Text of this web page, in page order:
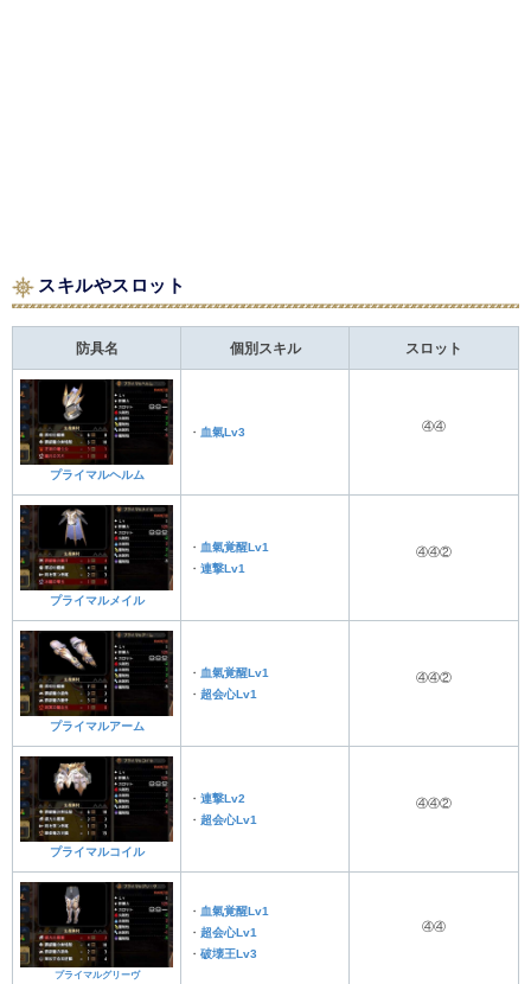
スキルやスロット
防具名 個別スキル スロット
プライマルヘルム
・ 血氣Lv3 ④④
プライマルメイル
・ 血氣覚醒Lv1
・ 連撃Lv1
④④②
プライマルアーム
・ 血氣覚醒Lv1
・ 超会心Lv1
④④②
プライマルコイル
・ 連撃Lv2
・ 超会心Lv1
④④②
プライマルグリーヴ
・ 血氣覚醒Lv1
・ 超会心Lv1
・ 破壊王Lv3
④④